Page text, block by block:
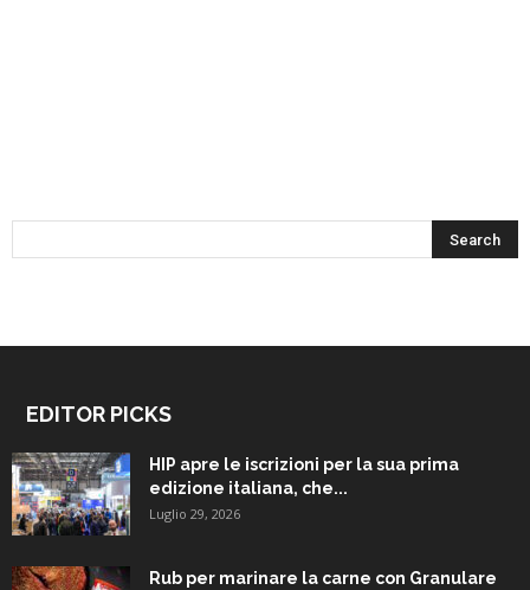
EDITOR PICKS
HIP apre le iscrizioni per la sua prima
edizione italiana, che...
Luglio 29, 2026
Rub per marinare la carne con Granulare